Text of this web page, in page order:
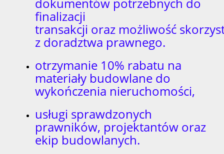
dokumentów potrzebnych do
finalizacji
transakcji oraz możliwość
z doradztwa prawnego.
otrzymanie 10% rabatu na
materiały budowlane do
wykończenia nieruchomości,
usługi sprawdzonych
prawników, projektantów oraz
ekip budowlanych.